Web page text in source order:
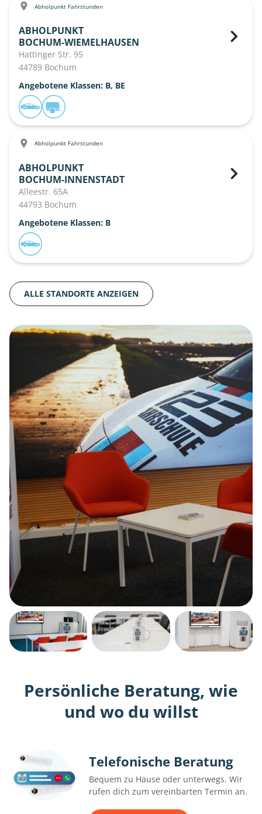
Abholpunkt Fahrstunden
ABHOLPUNKT
BOCHUM-WIEMELHAUSEN
Hattinger Str. 95
44789 Bochum
Angebotene Klassen: B, BE
Abholpunkt Fahrstunden
ABHOLPUNKT
BOCHUM-INNENSTADT
Alleestr. 65A
44793 Bochum
Angebotene Klassen: B
ALLE STANDORTE ANZEIGEN
Persönliche Beratung, wie
und wo du willst
Telefonische Beratung
Bequem zu Hause oder unterwegs. Wir
rufen dich zum vereinbarten Termin an.